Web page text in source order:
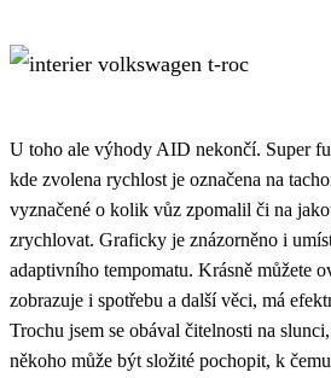
U toho ale výhody AID nekončí. Super
kde zvolena rychlost je označena na
vyznačené o kolik vůz zpomalil či na
zrychlovat. Graficky je znázorněno i
adaptivního tempomatu. Krásně můžete
zobrazuje i spotřebu a další věci, má
Trochu jsem se obával čitelnosti na
někoho může být složité pochopit, k